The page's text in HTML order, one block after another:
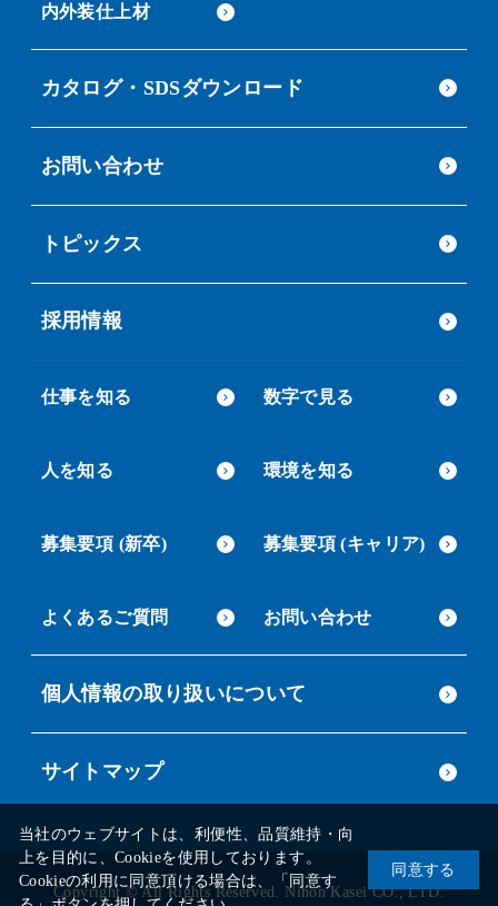
内外装仕上材
カタログ・SDSダウンロード
お問い合わせ
トピックス
採用情報
仕事を知る 数字で見る
人を知る 環境を知る
募集要項 (新卒) 募集要項 (キャリア)
よくあるご質問 お問い合わせ
個人情報の取り扱いについて
サイトマップ
Copyright © All Rights Reserved. Nihon Kasei CO., LTD.
当社のウェブサイトは、利便性、品質維持・向
上を目的に、Cookieを使用しております。
Cookieの利用に同意頂ける場合は、「同意す
同意する